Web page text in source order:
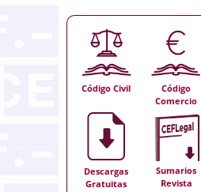
Código Civil
Código
Comercio
Descargas
Gratuitas
Sumarios
Revista